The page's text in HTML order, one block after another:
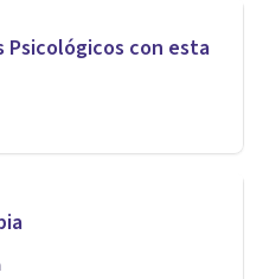
Psicológicos con esta
alguien:
y conversa